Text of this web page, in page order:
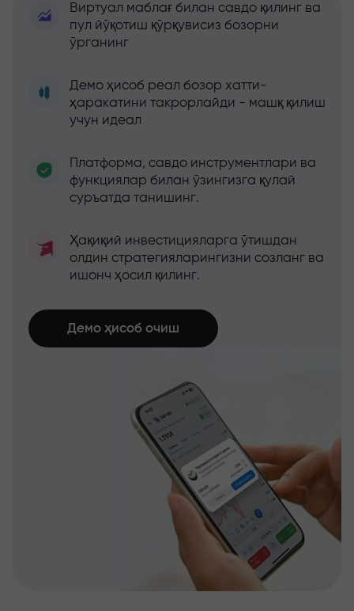
Виртуал маблағ билан савдо қилинг ва
пул йўқотиш қўрқувисиз бозорни
ўрганинг
Демо ҳисоб реал бозор хатти-
ҳаракатини такрорлайди - машқ қилиш
учун идеал
Платформа, савдо инструментлари ва
функциялар билан ўзингизга қулай
суръатда танишинг.
Ҳақиқий инвестицияларга ўтишдан
олдин стратегияларингизни созланг ва
ишонч ҳосил қилинг.
Демо ҳисоб очиш